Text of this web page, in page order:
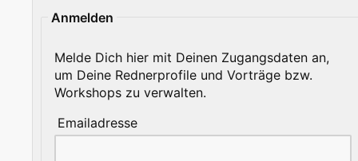
Anmelden
Melde Dich hier mit Deinen Zugangsdaten an,
um Deine Rednerprofile und Vorträge bzw.
Workshops zu verwalten.
Emailadresse